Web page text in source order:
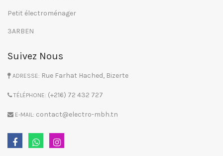
Petit électroménager
3ARBEN
Suivez Nous
ADRESSE: Rue Farhat Hached, Bizerte
TÉLÉPHONE: (+216) 72 432 727
E-MAIL: contact@electro-mbh.tn